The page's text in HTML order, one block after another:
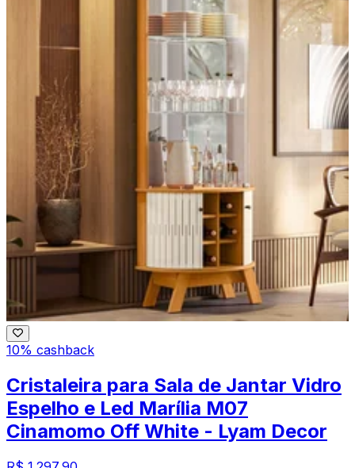
10% cashback
Cristaleira para Sala de Jantar Vidro
Espelho e Led Marília M07
Cinamomo Off White - Lyam Decor